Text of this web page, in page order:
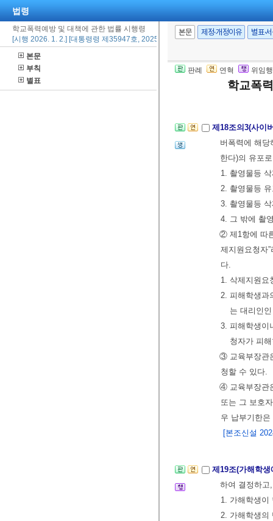
법령
학교폭력예방 및 대책에 관한 법률 시행령
[시행 2026. 1. 2.] [대통령령 제35947호, 2025. 12. 30., 타법개정]
본문
부칙
별표
본문 제정·개정이유 별표·
판례 연혁 위임
학교폭
4. 피해학생
④ 제1항부터
또는 교육장이
[본조신설
제18조의3(사이
버폭력에 해당
한다)의 유포
1. 촬영물등
2. 촬영물등
3. 촬영물등
4. 그 밖에 촬
② 제1항에 따
제지원요청자
다.
1. 삭제지원요
2. 피해학생과
는 대리인
3. 피해학생이
청자가 피
③ 교육부장관
청할 수 있다.
④ 교육부장관
또는 그 보호
우 납부기한
[본조신설
제19조(가해학
하여 결정하
1. 가해학생이
2. 가해학생의